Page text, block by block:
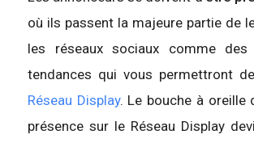
où ils passent la majeure partie de
les réseaux sociaux comme
tendances qui vous permettront
Réseau Display. Le bouche à oreille
présence sur le Réseau Display